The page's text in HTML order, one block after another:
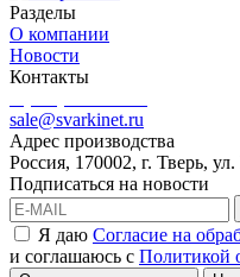
Разделы
О компании
Новости
Контакты
sale@svarkinet.ru
Адрес производства
Россия, 170002, г. Тверь,
Подписаться на новости
Я даю Согласие на
и соглашаюсь c Политикой